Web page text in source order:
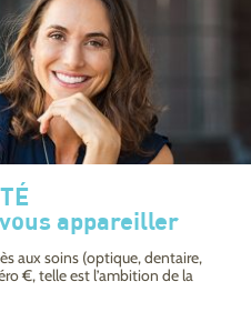
appareiller
aux soins (optique, dentaire,
€, telle est l’ambition de la